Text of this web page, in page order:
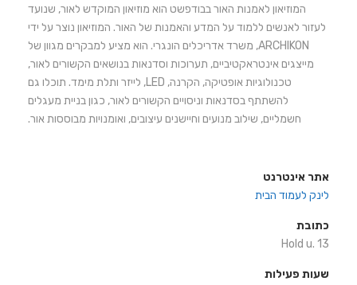
המוזיאון לאמנות האור בבודפשט הוא מוזיאון המוקדש לאור, שנועד
לעזור לאנשים ללמוד על המדע והאמנות של האור. המוזיאון נוצר על ידי
ARCHIKON, משרד אדריכלים הונגרי. הוא מציע למבקרים מגוון של
מייצגים אינטראקטיביים, תערוכות וסדנאות בנושאים הקשורים לאור,
טכנולוגיות אופטיקה, הקרנה, LED, לייזר ותלת מימד. תוכלו גם
להשתתף בסדנאות וניסויים הקשורים לאור, כגון בניית מעגלים
חשמליים, שילוב מנועים וחיישנים עיצובים, ואומנויות מבוססות אור.
אתר אינטרנט
לינק לעמוד הבית
כתובת
Hold u. 13
שעות פעילות